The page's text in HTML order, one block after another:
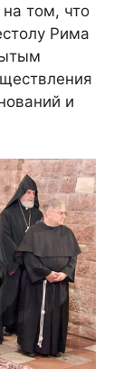
том, что
Рима
и